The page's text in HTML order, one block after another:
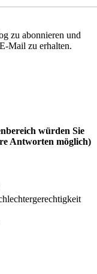
zu abonnieren und
Mail zu erhalten.
würden Sie
Antworten möglich)